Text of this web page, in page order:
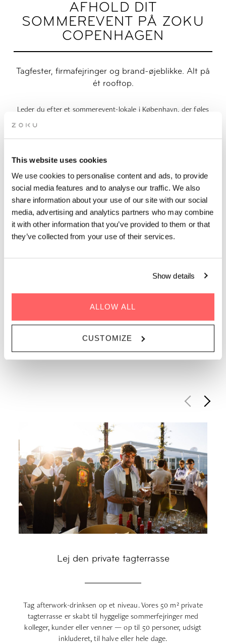
This website uses cookies
We use cookies to personalise content and ads, to provide
social media features and to analyse our traffic. We also
share information about your use of our site with our social
media, advertising and analytics partners who may combine
it with other information that you’ve provided to them or that
they’ve collected from your use of their services.
Show details
ALLOW ALL
CUSTOMIZE
AFHOLD DIT
SOMMEREVENT PÅ ZOKU
COPENHAGEN
Tagfester, firmafejringer og brand-øjeblikke. Alt på
ét rooftop.
Leder du efter et sommerevent-lokale i København, der føles
Vores rooftop er din base for firmafester, private fejringer,
terrasseovertag.Uanset om du samler dit team, dine kunder,
dit netværk eller de bedste venner — vi har fleksible lokaler,
frisk mad, kolde drinks og en tagterrasse, der er skabt til godt
selskab. Og et klimaanlæg indendøre, hvis vejret har andre
planer.
Op til 200 gæster | Forplejning fra The Living
SOMMEREVENTS TIL
ENHVER LEJLIGHED
Lej den private tagterrasse
Tag afterwork-drinksen op et niveau. Vores 50 m² private
tagterrasse er skabt til hyggelige sommerfejringer med
kolleger, kunder eller venner — op til 50 personer, udsigt
inkluderet, til halve eller hele dage.